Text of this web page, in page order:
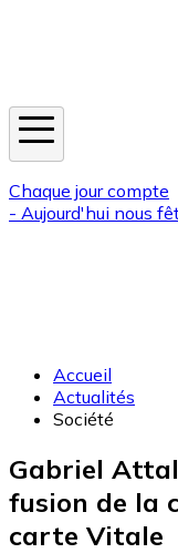
Chaque jour compte
- Aujourd'hui nous
Accueil
Actualités
Société
Gabriel
fusion de la
carte Vitale